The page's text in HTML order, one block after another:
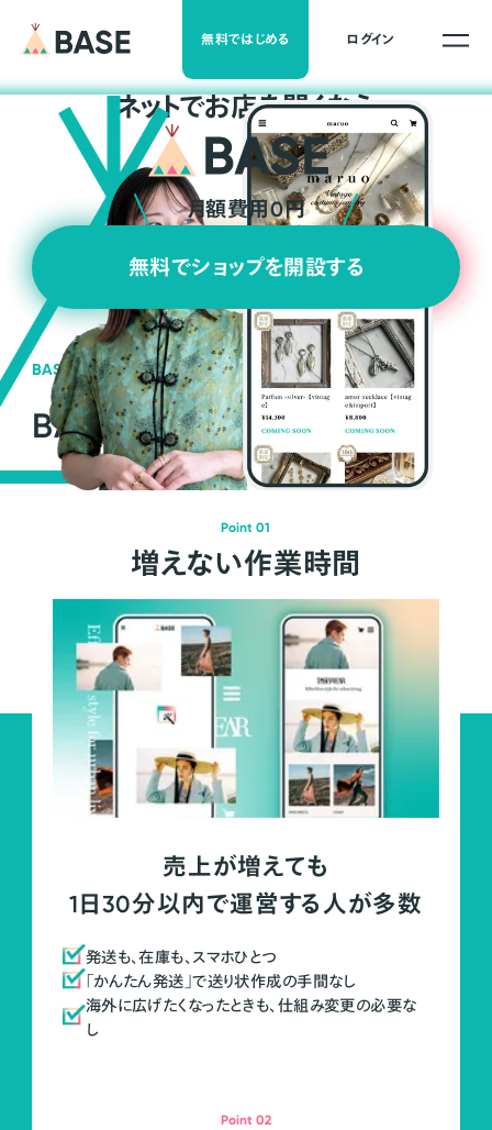
無料ではじめる ログイン
ネットでお店を開くなら
月額費用0円
無料でショップを開設する
BASEの強み
BASEが強い3つの理由
Point 01
増えない作業時間
売上が増えても
1日30分以内で運営する人が多数
発送も、在庫も、スマホひとつ
「かんたん発送」で送り状作成の手間なし
海外に広げたくなったときも、仕組み変更の必要な
し
Point 02